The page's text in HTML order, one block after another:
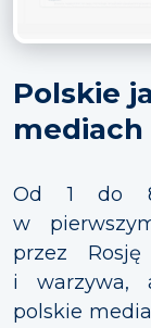
Polskie
mediach
Od 1 do 8
w
przez
i warzywa,
polskie